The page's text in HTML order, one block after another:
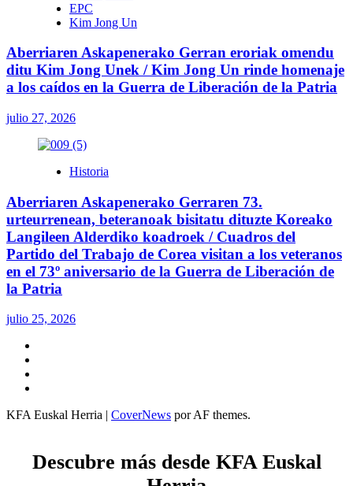
EPC
Kim Jong Un
Aberriaren Askapenerako Gerran eroriak omendu
ditu Kim Jong Unek / Kim Jong Un rinde homenaje
a los caídos en la Guerra de Liberación de la Patria
julio 27, 2026
Historia
Aberriaren Askapenerako Gerraren 73.
urteurrenean, beteranoak bisitatu dituzte Koreako
Langileen Alderdiko koadroek / Cuadros del
Partido del Trabajo de Corea visitan a los veteranos
en el 73º aniversario de la Guerra de Liberación de
la Patria
julio 25, 2026
KFA Euskal Herria | CoverNews por AF themes.
Descubre más desde KFA Euskal